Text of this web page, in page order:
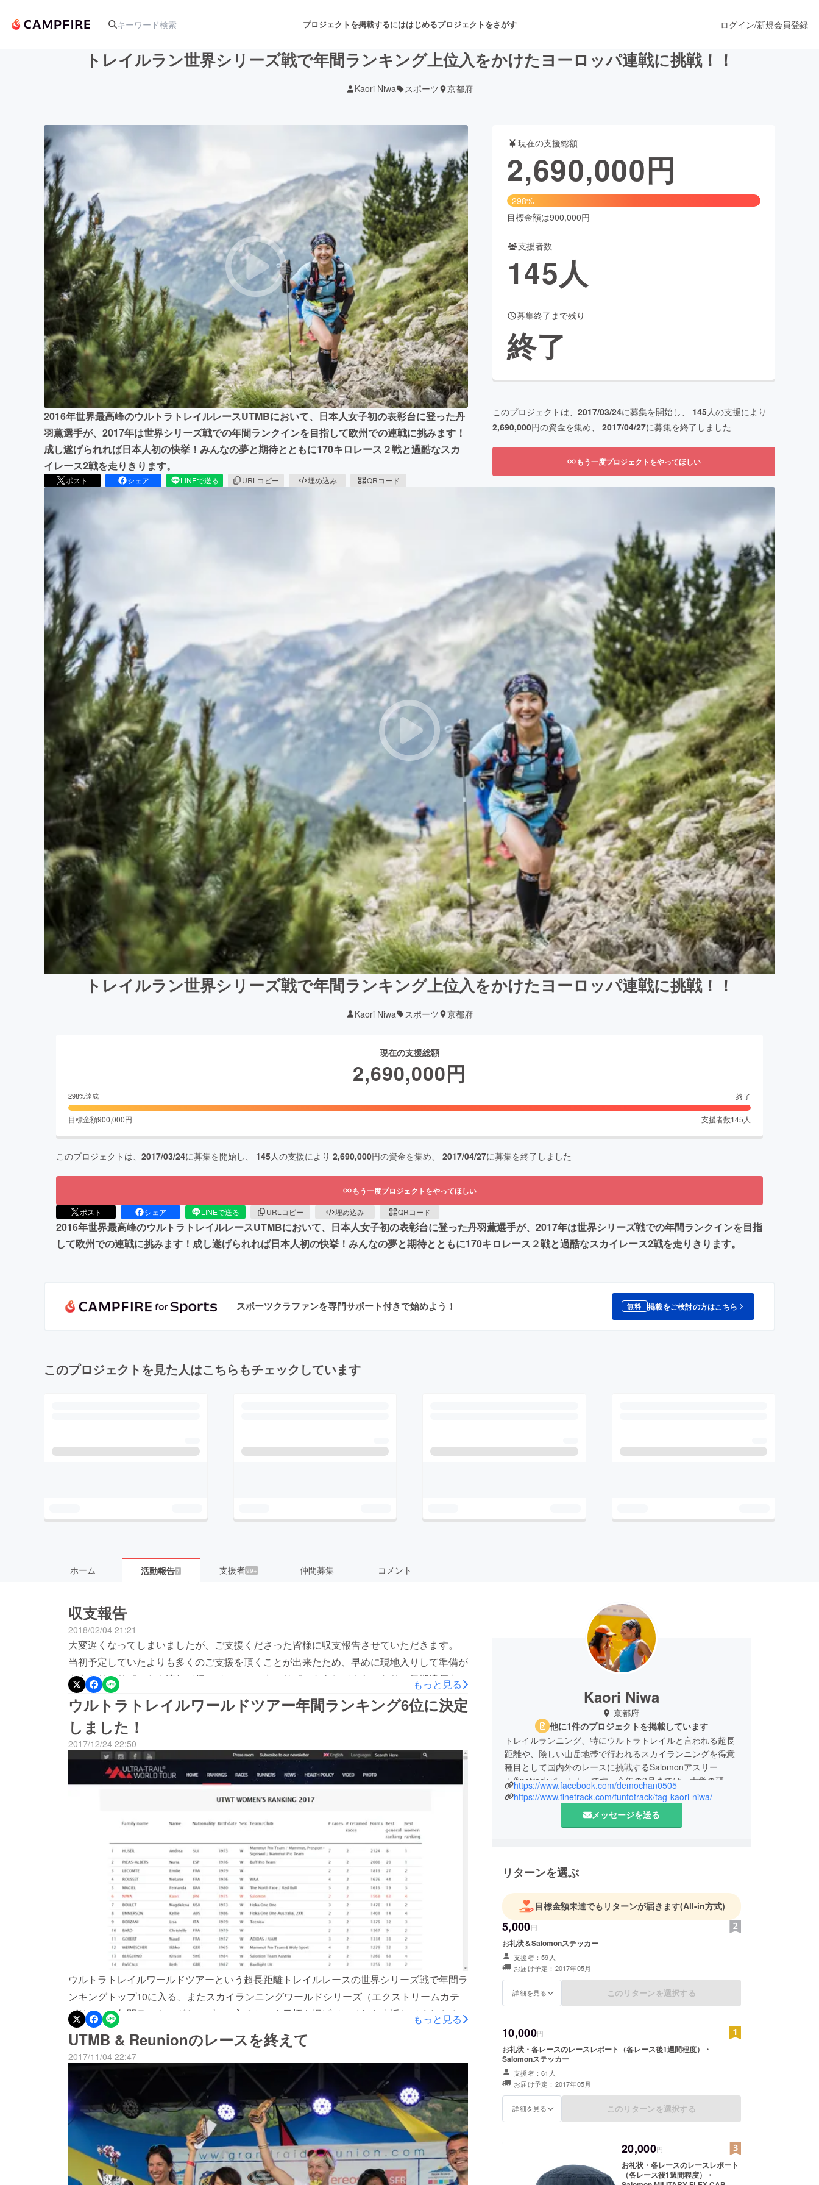
プロジェクトを掲載するにははじめるプロジェクトをさがす
舞台・パフォーマンス
ゲーム・サービス開発 フード・飲食店 ファッション
映像・映画 書籍・雑誌出版 アニメ・漫画
ビジネス・起業 チャレンジ ビューティー・ヘルスケア
まちづくり・地域活性化
CAMPFIRE for Social GoodCAMPFIRE Creation
CAMPFIREふるさと納税machi-yaコミュニティ
ログイン/新規会員登録
トレイルラン世界シリーズ戦で年間ランキング上位入をかけたヨーロッパ連戦に挑戦！！
Kaori Niwa スポーツ 京都府
2016年世界最高峰のウルトラトレイルレースUTMBにおいて、日本人女子初の表彰台に登った丹
羽薫選手が、2017年は世界シリーズ戦での年間ランクインを目指して欧州での連戦に挑みます！
成し遂げられれば日本人初の快挙！みんなの夢と期待とともに170キロレース２戦と過酷なスカ
イレース2戦を走りきります。
ポスト シェア LINEで送る URLコピー 埋め込み QRコード
現在の支援総額
2,690,000円
298%
目標金額は900,000円
支援者数
145人
募集終了まで残り
終了
このプロジェクトは、 2017/03/24に募集を開始し、 145人の支援により
2,690,000円の資金を集め、 2017/04/27に募集を終了しました
もう一度プロジェクトをやってほしい
トレイルラン世界シリーズ戦で年間ランキング上位入をかけたヨーロッパ連戦に挑戦！！
Kaori Niwa スポーツ 京都府
現在の支援総額
2,690,000円
298%達成 終了
目標金額900,000円 支援者数145 人
このプロジェクトは、 2017/03/24に募集を開始し、 145人の支援により 2,690,000円の資金を集め、 2017/04/27に募集を終了しました
もう一度プロジェクトをやってほしい
ポスト シェア LINEで送る URLコピー 埋め込み QRコード
2016年世界最高峰のウルトラトレイルレースUTMBにおいて、日本人女子初の表彰台に登った丹羽薫選手が、2017年は世界シリーズ戦での年間ランクインを目指
して欧州での連戦に挑みます！成し遂げられれば日本人初の快挙！みんなの夢と期待とともに170キロレース２戦と過酷なスカイレース2戦を走りきります。
スポーツクラファンを専門サポート付きで始めよう！ 無料 掲載をご検討の方はこちら
このプロジェクトを見た人はこちらもチェックしています
ホーム 活動報告7 支援者99+ 仲間募集 コメント
収支報告
2018/02/04 21:21
大変遅くなってしまいましたが、ご支援くださった皆様に収支報告させていただきます。
当初予定していたよりも多くのご支援を頂くことが出来たため、早めに現地入りして準備が
出来たり、サポートを連れて行って、レース中のサポートをしてもらったり、長期遠征中の
体のケアをするための携帯用の治療器を購入できたりと、昨年の目標達成するために非常に
プラスになりました。心からお礼申し上げます。 長期滞在になるので、友人の家に泊めて
もらったり、なるべく安い宿に宿泊したりとやりくりしましたが、それでも円安の関係や、
ノルウェーなどの非常に物価の高い国に行った関係もあり、思った以上にお金がかかりまし
た。皆様のお力添えがなかったら、絶対に達成できなかった結果です。 今年は更に大きな
目標に向かってチャレンジして参りたいと思います。3月頃には新たなチャレンジの発表
と、その資金調達のためのクラウドファンディングを開始させていただく予定ですので、ま
もっと見る
ウルトラトレイルワールドツアー年間ランキング6位に決定
しました！
2017/12/24 22:50
ウルトラトレイルワールドツアーという超長距離トレイルレースの世界シリーズ戦で年間ラ
ンキングトップ10に入る、またスカイランニングワールドシリーズ（エクストリームカテ
ゴリー）で年間ランキングトップ５に入るという目標を掲げて、それを支援してくださる方
をこちらのクラウドファンディングで募集させていただき、多くの方に支援していただくこ
とが出来ました。 そしてそのおかげで、ウルトラトレイルワールドツアーの年間ランキン
グトップ10入りを果たすことが出来ました！なんと6位！もう少しでトップ5入りできると
ころで惜しかったですが、これもひとえに皆様のご支援のおかげです。 残念ながらスカイ
ランニングの方は、レース中の手首の骨折で、対象レースを2レース走ることが出来ず、ラ
ンキングはつきませんでしたが、1つでも目標としていた世界ランキングが果たせて嬉しい
です。ご支援いただいた皆様に心から感謝しております。 来年のレース計画も決まり、今
年以上にハードなレースが続きますが、来年こそは世界トップ5入りを目指して頑張りま
す。またHardrock100というアメリカの伝統ある100マイルレースで、トップ選手でも中々
もっと見る
UTMB & Reunionのレースを終えて
2017/11/04 22:47
Kaori Niwa
京都府
他に1件のプロジェクトを掲載しています
トレイルランニング、特にウルトラトレイルと言われる超長
距離や、険しい山岳地帯で行われるスカイランニングを得意
種目として国内外のレースに挑戦するSalomonアスリー
ト/finetrackパートナーです。今年の3月までは、大学の研究
室の秘書のお仕事をしながら、日々の家事にも追われる主婦
でもありと、3足のわらじを履いておりましたが、覚悟を決
めて今年度いっぱいで退職し、競技に専念することにしまし
す。
を超えているかも。。。ｗ）今しか出来ない挑戦をしていき
たいと思いながら日々を送っています。
2017年の実績
4月22日 2017 TsaiGu TangSi Trail（UTGK） 100km 【優
勝】
7月7日-8日 Andorra Ultra Trail 170km 【準優勝】
9月1日-2日 UTMB 164km 【4位】
10月19日-21日 Grand Raid Reunion 165km【7位】
優勝】
12月3日 Lantau 50km (スカイランニング ウルトラカテゴ
リーアジア選手権）【3位】
2016年の実績
第2回比叡山 International Trail Run 50km 【4位】
Ultra-Trail Mt. Fuji (Shortened)44km【3位】
https://www.facebook.com/demochan0505
https://www.finetrack.com/funtotrack/tag-kaori-niwa/
メッセージを送る
リターンを選ぶ
目標金額未達でもリターンが届きます(All-in方式)
5,000円
お礼状＆Salomonステッカー
支援者：59人
お届け予定：2017年05月
詳細を見る このリターンを選択する
10,000円
お礼状・各レースのレースレポート（各レース後1週間程度）・
Salomonステッカー
支援者：61人
お届け予定：2017年05月
詳細を見る このリターンを選択する
20,000円
お礼状・各レースのレースレポート
（各レース後1週間程度）・